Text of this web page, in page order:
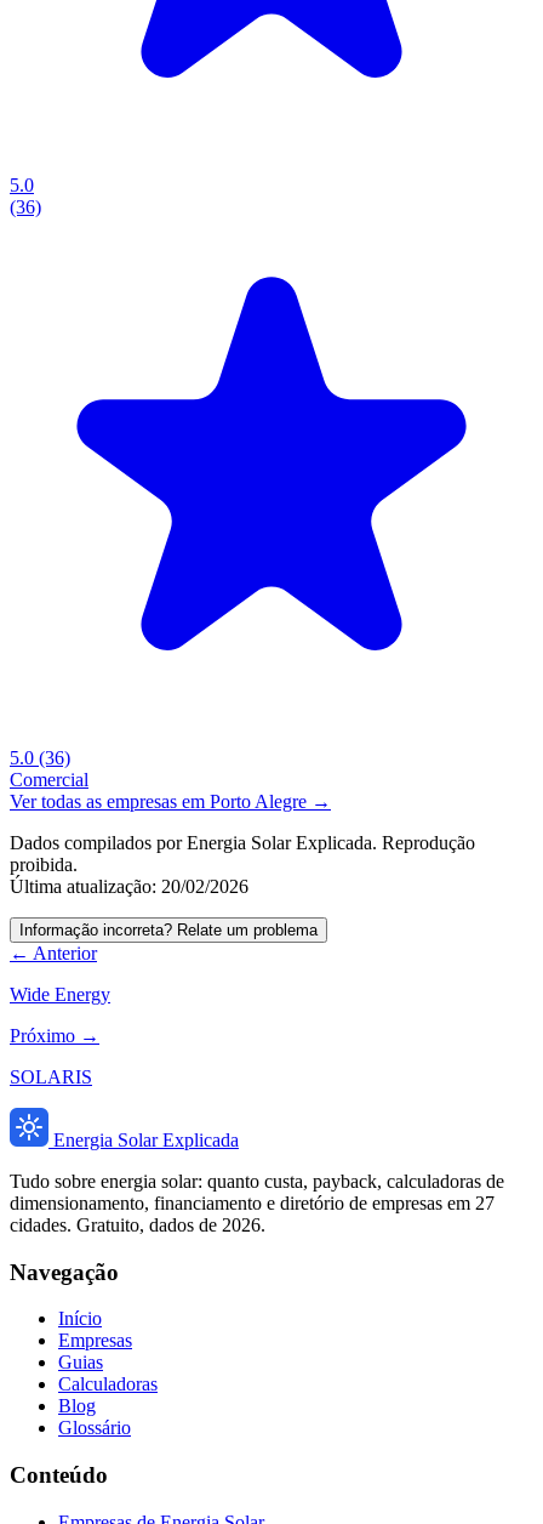
5.0
(36)
5.0 (36)
Comercial
Ver todas as empresas em Porto Alegre →
Dados compilados por Energia Solar Explicada. Reprodução
proibida.
Última atualização: 20/02/2026
Informação incorreta? Relate um problema
← Anterior
Wide Energy
Próximo →
SOLARIS
Energia Solar Explicada
Tudo sobre energia solar: quanto custa, payback, calculadoras de
dimensionamento, financiamento e diretório de empresas em 27
cidades. Gratuito, dados de 2026.
Navegação
Início
Empresas
Guias
Calculadoras
Blog
Glossário
Conteúdo